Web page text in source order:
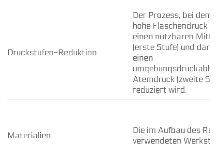
Druckstufen-Reduktion
Der Prozess, bei dem
hohe Flaschendruck
einen nutzbaren
(erste Stufe) und
einen
Atemdruck (zweite
reduziert wird.
Materialien
Die im Aufbau des
verwendeten